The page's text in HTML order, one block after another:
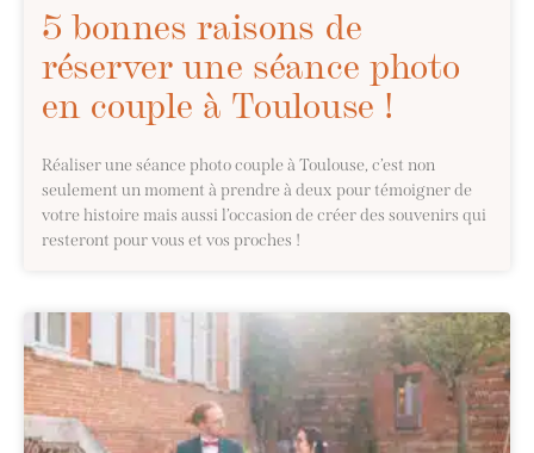
5 bonnes raisons de
réserver une séance photo
en couple à Toulouse !
Réaliser une séance photo couple à Toulouse, c’est non
seulement un moment à prendre à deux pour témoigner de
votre histoire mais aussi l’occasion de créer des souvenirs qui
resteront pour vous et vos proches !